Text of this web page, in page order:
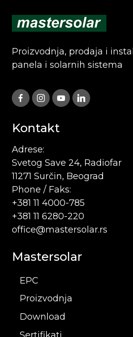
Proizvodnja, prodaja i
panela i solarnih sistema
Kontakt
Adrese:
Svetog Save 24, Radiofar
11271 Surčin, Beograd
Phone / Faks:
+381 11 4000-785
+381 11 6280-220
office@mastersolar.rs
Mastersolar
EPC
Proizvodnja
Download
Sertifikati